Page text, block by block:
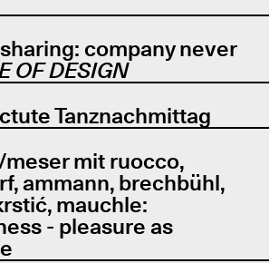
company never
OF DESIGN
Tanznachmittag
mit ruocco,
ammann, brechbühl,
mauchle:
- pleasure as